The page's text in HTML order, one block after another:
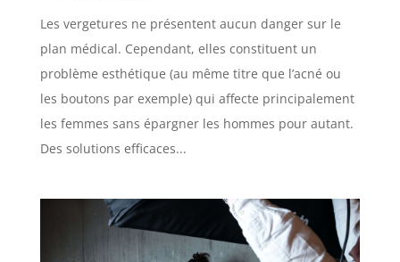
Les vergetures ne présentent aucun danger sur le
plan médical. Cependant, elles constituent un
problème esthétique (au même titre que l’acné ou
les boutons par exemple) qui affecte principalement
les femmes sans épargner les hommes pour autant.
Des solutions efficaces...